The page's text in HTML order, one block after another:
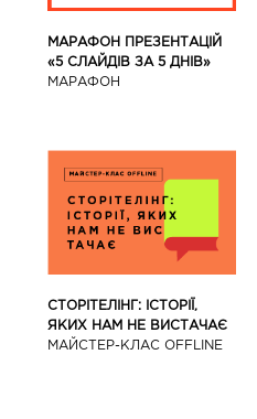
МАРАФОН ПРЕЗЕНТАЦІЙ
«5 СЛАЙДІВ ЗА 5 ДНІВ»
МАРАФОН
СТОРІТЕЛІНГ: ІСТОРІЇ,
ЯКИХ НАМ НЕ ВИСТАЧАЄ
МАЙСТЕР-КЛАС OFFLINE